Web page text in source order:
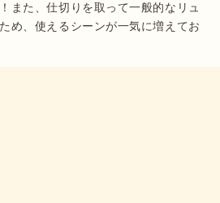
また、仕切りを取って一般的なリュ
め、使えるシーンが一気に増えてお